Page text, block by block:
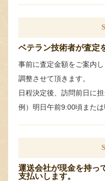
ベテラン技術者が査定
事前に査定金額をご案内
調整させて頂きます。
日程決定後、訪問前日に
例）明日午前9:00頃また
運送会社が現金を持っ
支払いします。